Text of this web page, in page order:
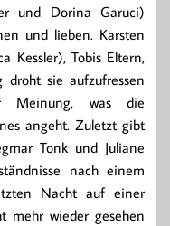
und Dorina Garuci)
und lieben. Karsten
Kessler), Tobis Eltern,
sie aufzufressen
Meinung, was die
angeht. Zuletzt gibt
Tonk und Juliane
nach einem
Nacht auf einer
mehr wieder gesehen